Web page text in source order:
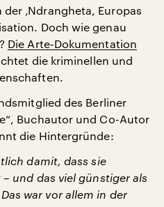
‚Ndrangheta, Europas
Doch wie genau
Die Arte-Dokumentation
die kriminellen und
des Berliner
Buchautor und Co-Autor
die Hintergründe:
damit, dass sie
und das viel günstiger als
war vor allem in der